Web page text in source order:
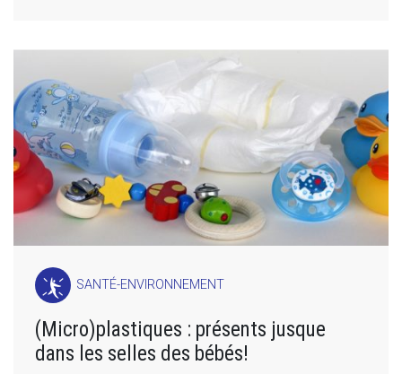
SANTÉ-ENVIRONNEMENT
(Micro)plastiques : présents jusque
dans les selles des bébés!